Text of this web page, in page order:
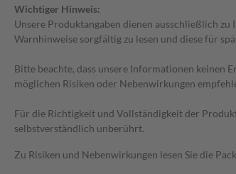
Wichtiger Hinweis:
Unsere Produktangaben dienen ausschließlich
Warnhinweise sorgfältig zu lesen und diese für
Bitte beachte, dass unsere Informationen keinen
möglichen Risiken oder Nebenwirkungen
Für die Richtigkeit und Vollständigkeit der
selbstverständlich unberührt.
Zu Risiken und Nebenwirkungen lesen Sie die